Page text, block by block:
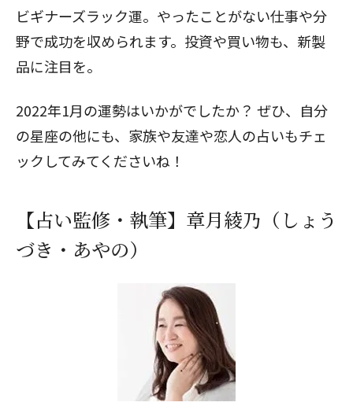
ビギナーズラック運。やったことがない仕事や分
野で成功を収められます。投資や買い物も、新製
品に注目を。
2022年1月の運勢はいかがでしたか？ ぜひ、自分
の星座の他にも、家族や友達や恋人の占いもチェ
ックしてみてくださいね！
【占い監修・執筆】章月綾乃（しょう
づき・あやの）